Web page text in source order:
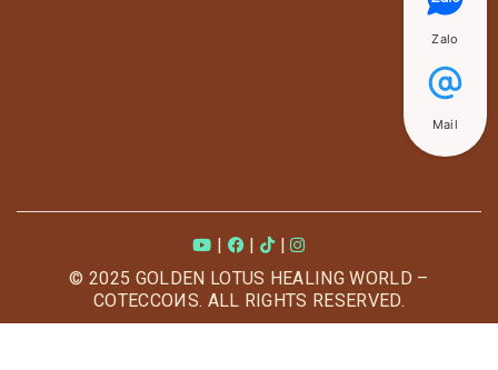
|
© 2025 GOLDEN LOTUS HEALING WORLD –
COTECCOИS. ALL RIGHTS RESERVED.
Zalo
Mail